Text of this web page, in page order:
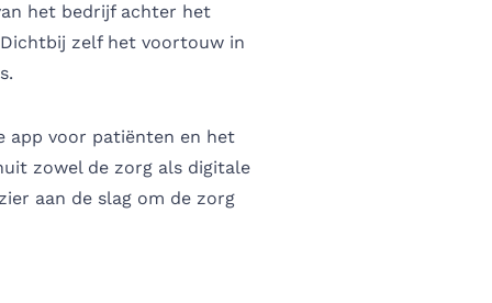
het bedrijf achter het
zelf het voortouw in
app voor patiënten en het
zowel de zorg als digitale
aan de slag om de zorg